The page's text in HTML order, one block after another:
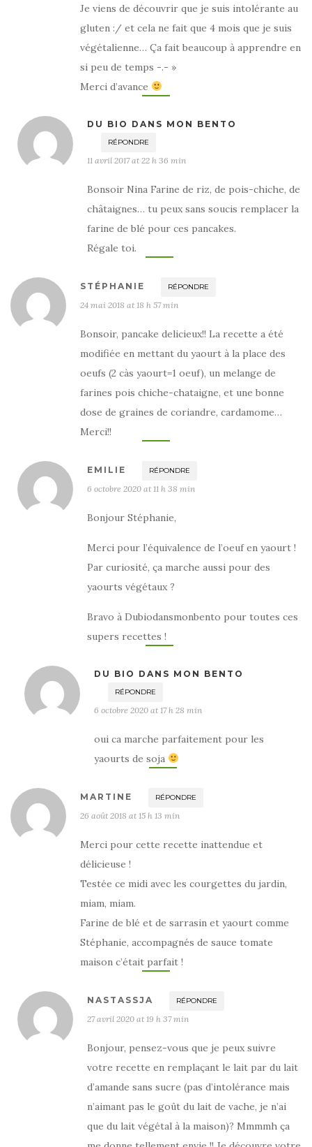
Je viens de découvrir que je suis intolérante au
gluten :/ et cela ne fait que 4 mois que je suis
végétalienne… Ça fait beaucoup à apprendre en
si peu de temps -.- »
Merci d’avance
DU BIO DANS MON BENTO
RÉPONDRE
11 avril 2017 at 22 h 36 min
Bonsoir Nina Farine de riz, de pois-chiche, de
châtaignes… tu peux sans soucis remplacer la
farine de blé pour ces pancakes.
Régale toi.
STÉPHANIE RÉPONDRE
24 mai 2018 at 18 h 57 min
Bonsoir, pancake delicieux!! La recette a été
modifiée en mettant du yaourt à la place des
oeufs (2 càs yaourt=1 oeuf), un melange de
farines pois chiche-chataigne, et une bonne
dose de graines de coriandre, cardamome…
Merci!!
EMILIE RÉPONDRE
6 octobre 2020 at 11 h 38 min
Bonjour Stéphanie,
Merci pour l’équivalence de l’oeuf en yaourt !
Par curiosité, ça marche aussi pour des
yaourts végétaux ?
Bravo à Dubiodansmonbento pour toutes ces
supers recettes !
DU BIO DANS MON BENTO
RÉPONDRE
6 octobre 2020 at 17 h 28 min
oui ca marche parfaitement pour les
yaourts de soja
MARTINE RÉPONDRE
26 août 2018 at 15 h 13 min
Merci pour cette recette inattendue et
délicieuse !
Testée ce midi avec les courgettes du jardin,
miam, miam.
Farine de blé et de sarrasin et yaourt comme
Stéphanie, accompagnés de sauce tomate
maison c’était parfait !
NASTASSJA RÉPONDRE
27 avril 2020 at 19 h 37 min
Bonjour, pensez-vous que je peux suivre
votre recette en remplaçant le lait par du lait
d’amande sans sucre (pas d’intolérance mais
n’aimant pas le goût du lait de vache, je n’ai
que du lait végétal à la maison)? Mmmmh ça